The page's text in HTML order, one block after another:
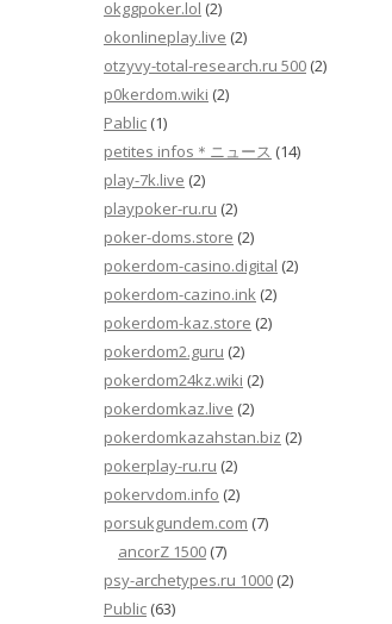
okggpoker.lol (2)
okonlineplay.live (2)
otzyvy-total-research.ru 500 (2)
p0kerdom.wiki (2)
Pablic (1)
petites infos＊ニュース (14)
play-7k.live (2)
playpoker-ru.ru (2)
poker-doms.store (2)
pokerdom-casino.digital (2)
pokerdom-cazino.ink (2)
pokerdom-kaz.store (2)
pokerdom2.guru (2)
pokerdom24kz.wiki (2)
pokerdomkaz.live (2)
pokerdomkazahstan.biz (2)
pokerplay-ru.ru (2)
pokervdom.info (2)
porsukgundem.com (7)
ancorZ 1500 (7)
psy-archetypes.ru 1000 (2)
Public (63)